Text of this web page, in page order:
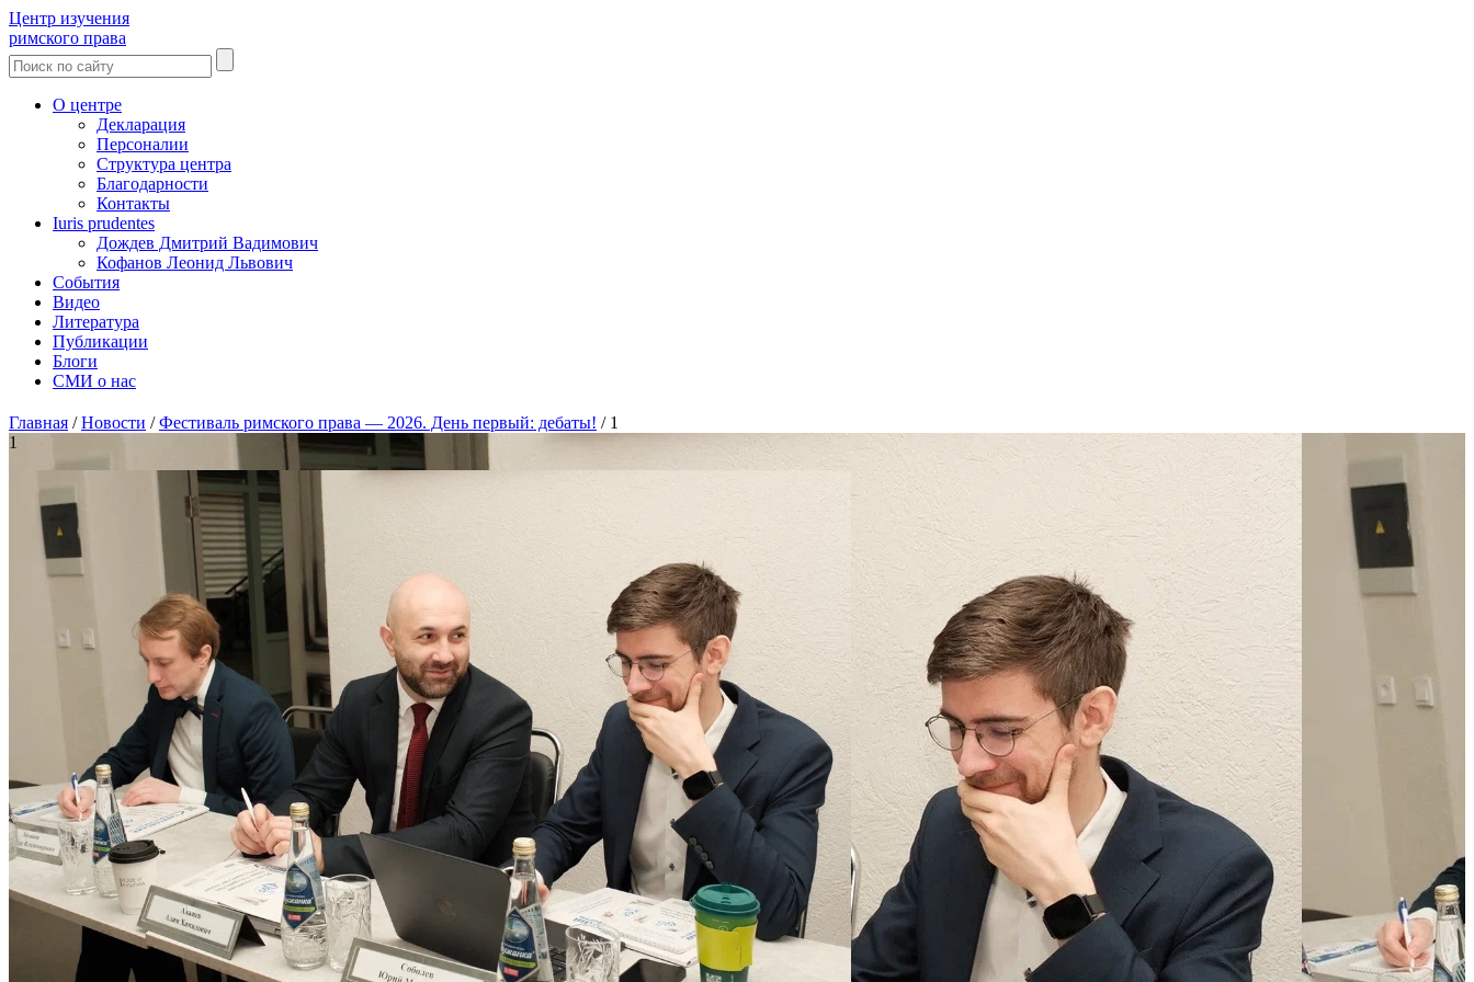
Центр изучения
римского права
О центре
Декларация
Персоналии
Структура центра
Благодарности
Контакты
Iuris prudentes
Дождев Дмитрий Вадимович
Кофанов Леонид Львович
События
Видео
Литература
Публикации
Блоги
СМИ о нас
Главная /Новости /Фестиваль римского права — 2026. День первый: дебаты! / 1
1